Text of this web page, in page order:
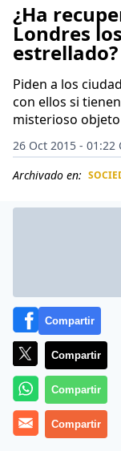
¿Ha
Londres
estrellado?
Piden a los
con ellos si
misterioso objeto
26 Oct 2015 - 01:22
Archivado en:
Un vecino de
Compartir
Compartir
Compartir
Compartir